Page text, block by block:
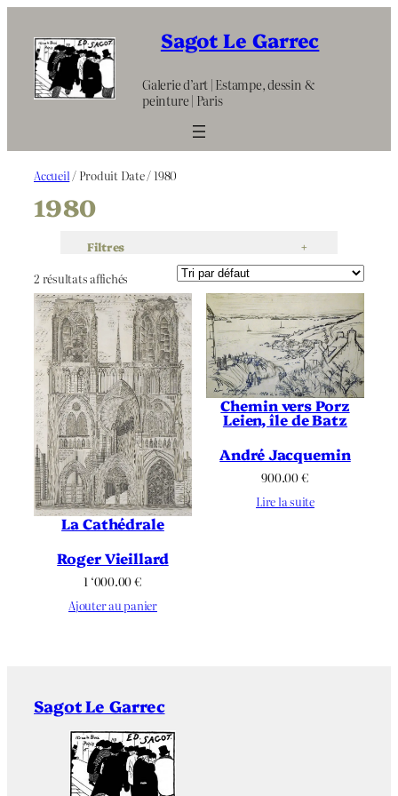
contenu
Sagot Le Garrec
Galerie d’art | Estampe, dessin &
peinture | Paris
Accueil / Produit Date / 1980
1980
Filtres +
2 résultats affichés
La Cathédrale
Roger Vieillard
1 ‘000.00€
Ajouter au panier
Chemin vers Porz
Leien, île de Batz
André Jacquemin
900.00€
Lire la suite
Sagot Le Garrec